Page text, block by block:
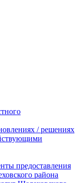
/ решениях
предоставления
района